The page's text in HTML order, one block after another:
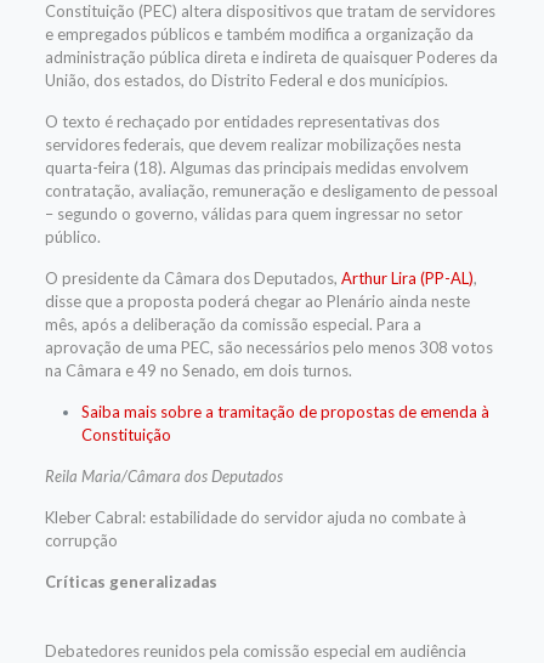
Constituição (PEC) altera dispositivos que tratam de servidores
e empregados públicos e também modifica a organização da
administração pública direta e indireta de quaisquer Poderes da
União, dos estados, do Distrito Federal e dos municípios.
O texto é rechaçado por entidades representativas dos
servidores federais, que devem realizar mobilizações nesta
quarta-feira (18). Algumas das principais medidas envolvem
contratação, avaliação, remuneração e desligamento de pessoal
– segundo o governo, válidas para quem ingressar no setor
público.
O presidente da Câmara dos Deputados, Arthur Lira (PP-AL),
disse que a proposta poderá chegar ao Plenário ainda neste
mês, após a deliberação da comissão especial. Para a
aprovação de uma PEC, são necessários pelo menos 308 votos
na Câmara e 49 no Senado, em dois turnos.
Saiba mais sobre a tramitação de propostas de emenda à
Constituição
Reila Maria/Câmara dos Deputados
Kleber Cabral: estabilidade do servidor ajuda no combate à
corrupção
Críticas generalizadas
Debatedores reunidos pela comissão especial em audiência